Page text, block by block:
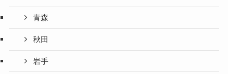
青森
秋田
岩手